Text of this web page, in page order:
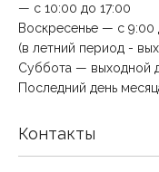
— с 10:00 до 17:00
Воскресенье — с 9:00
(в летний период -
Суббота — выходной
Последний день
Контакты